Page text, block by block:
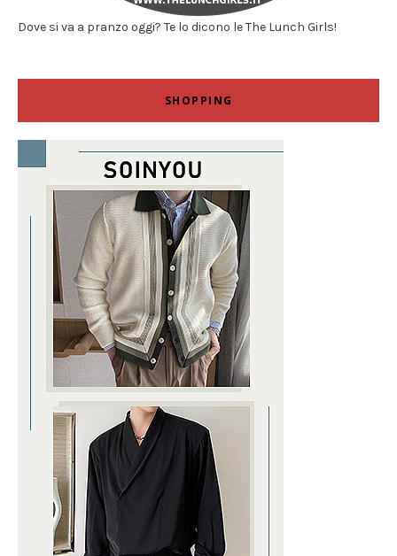
Dove si va a pranzo oggi? Te lo dicono le The Lunch Girls!
SHOPPING